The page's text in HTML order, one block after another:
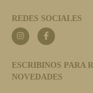
REDES SOCIALES
ESCRIBINOS PARA
NOVEDADES